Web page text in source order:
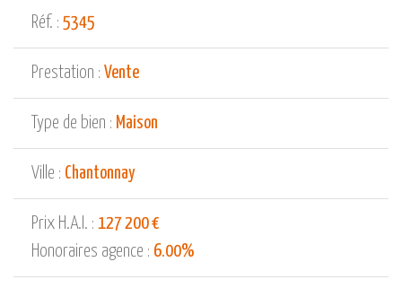
Réf. : 5345
Prestation : Vente
Type de bien : Maison
Ville : Chantonnay
Prix H.A.I. : 127 200 €
Honoraires agence : 6.00%